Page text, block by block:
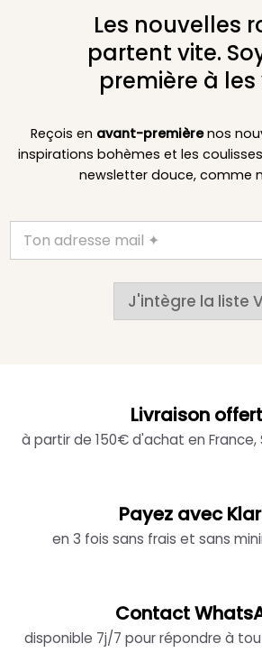
Les nouvelles
partent vite.
première à les
Reçois en avant-premièrenos
inspirations bohèmes et les
newsletter douce, comme
J'intègre la liste
Livraison
à partir de 150€ d'achat en France,
Payez avec
en 3 fois sans frais et sans
Contact
disponible 7j/7 pour répondre à